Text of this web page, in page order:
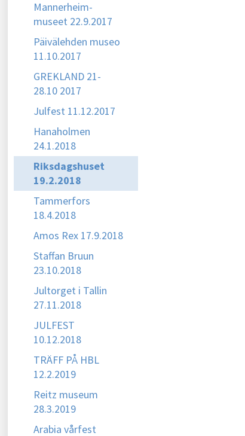
Mannerheim-
museet 22.9.2017
Päivälehden museo
11.10.2017
GREKLAND 21-
28.10 2017
Julfest 11.12.2017
Hanaholmen
24.1.2018
Riksdagshuset
19.2.2018
Tammerfors
18.4.2018
Amos Rex 17.9.2018
Staffan Bruun
23.10.2018
Jultorget i Tallin
27.11.2018
JULFEST
10.12.2018
TRÄFF PÅ HBL
12.2.2019
Reitz museum
28.3.2019
Arabia vårfest